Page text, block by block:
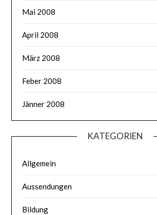
Mai 2008
April 2008
März 2008
Feber 2008
Jänner 2008
KATEGORIEN
Allgemein
Aussendungen
Bildung